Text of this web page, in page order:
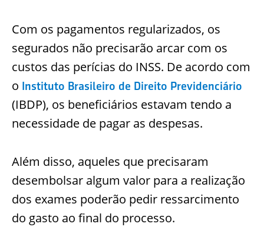
Com os pagamentos regularizados, os
segurados não precisarão arcar com os
custos das perícias do INSS. De acordo com
o Instituto Brasileiro de Direito Previdenciário
(IBDP), os beneficiários estavam tendo a
necessidade de pagar as despesas.
Além disso, aqueles que precisaram
desembolsar algum valor para a realização
dos exames poderão pedir ressarcimento
do gasto ao final do processo.